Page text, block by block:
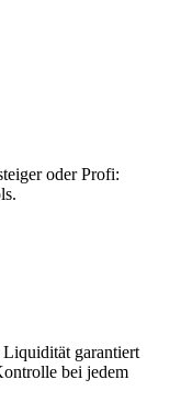
oder Profi:
garantiert
bei jedem